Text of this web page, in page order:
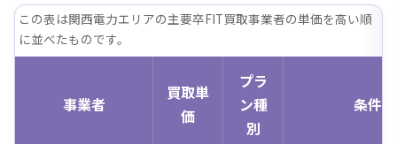
この表は関西電力エリアの主要卒FIT買取事業者の単価を高い順
に並べたものです。
事業者
買取単
価
プラ
ン種
別
条件